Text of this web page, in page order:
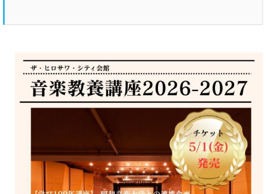
プ